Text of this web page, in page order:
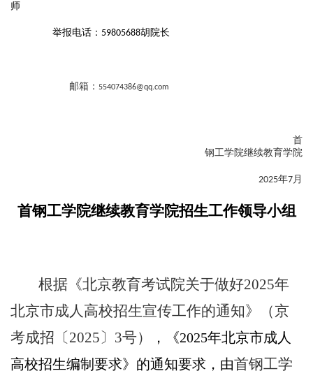
师
举报电话： 59805688胡 院长
邮箱： 554074386@qq.com
首
钢工学院继续教育学院
2025年7月
首钢工学院继续教育学院招生工作领导小组
根据《北京教育考试院关于做好2025年
北京市成人高校招生宣传工作的通知》（京
考成招 〔2025〕 3号） ， 《2025年北京市成人
高校招生编制要求》的通知要求，由首钢工学